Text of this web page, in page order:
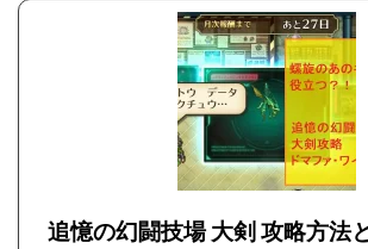
追憶の幻闘技場 大剣 攻略方法